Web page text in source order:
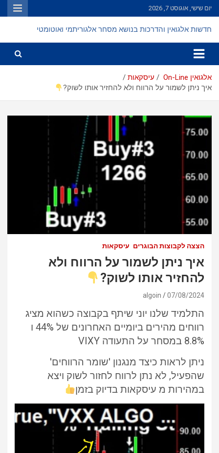
Skip
to
יום שישי, אוגוסט 7, 2026
חדשות אלגואין והדרכות בנושא מסחר אלגוריתמי ואוטומטי
אלגואין On-Line
עיסקאות
איך ניתן לשמור על הרווח ולא להחזיר אותו לשוק?
הצצה לקבוצות הבוגרים עיסקאות
איך ניתן לשמור על הרווח ולא
להחזיר אותו לשוק?
07/08/2024
algoin
התלמיד שלנו יוני שיתף בקבוצה כשהוא מציג
רווחים מהירים ביומיים האחרונים של 44% ו
8.8% במסחר על התעודה VIXY
ניתן לראות כיצד מנגנון 'שומר הרווחים'
שהפעיל, לא נתן לרווח לחזור לשוק ויצא
במהירות מ עיסקאות בדיוק בזמן